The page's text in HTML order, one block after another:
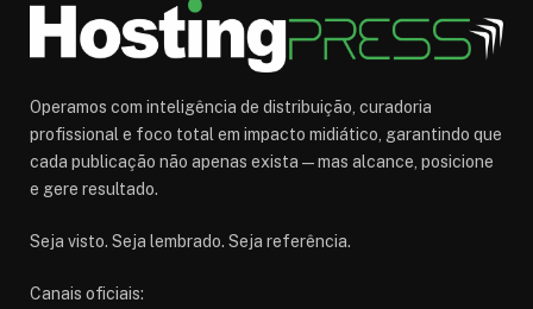
Operamos com inteligência de distribuição, curadoria
profissional e foco total em impacto midiático, garantindo que
cada publicação não apenas exista — mas alcance, posicione
e gere resultado.
Seja visto. Seja lembrado. Seja referência.
Canais oficiais: